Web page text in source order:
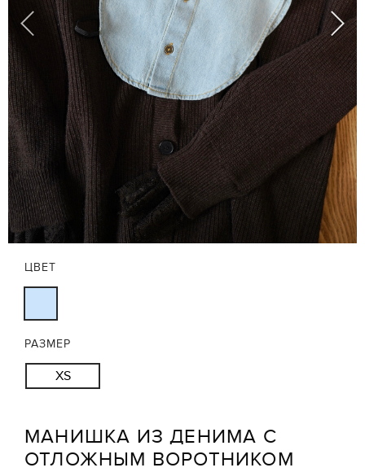
МАНИШКА ИЗ ДЕНИМА С
ОТЛОЖНЫМ ВОРОТНИКОМ
РАЗМЕР
XS
ЦВЕТ